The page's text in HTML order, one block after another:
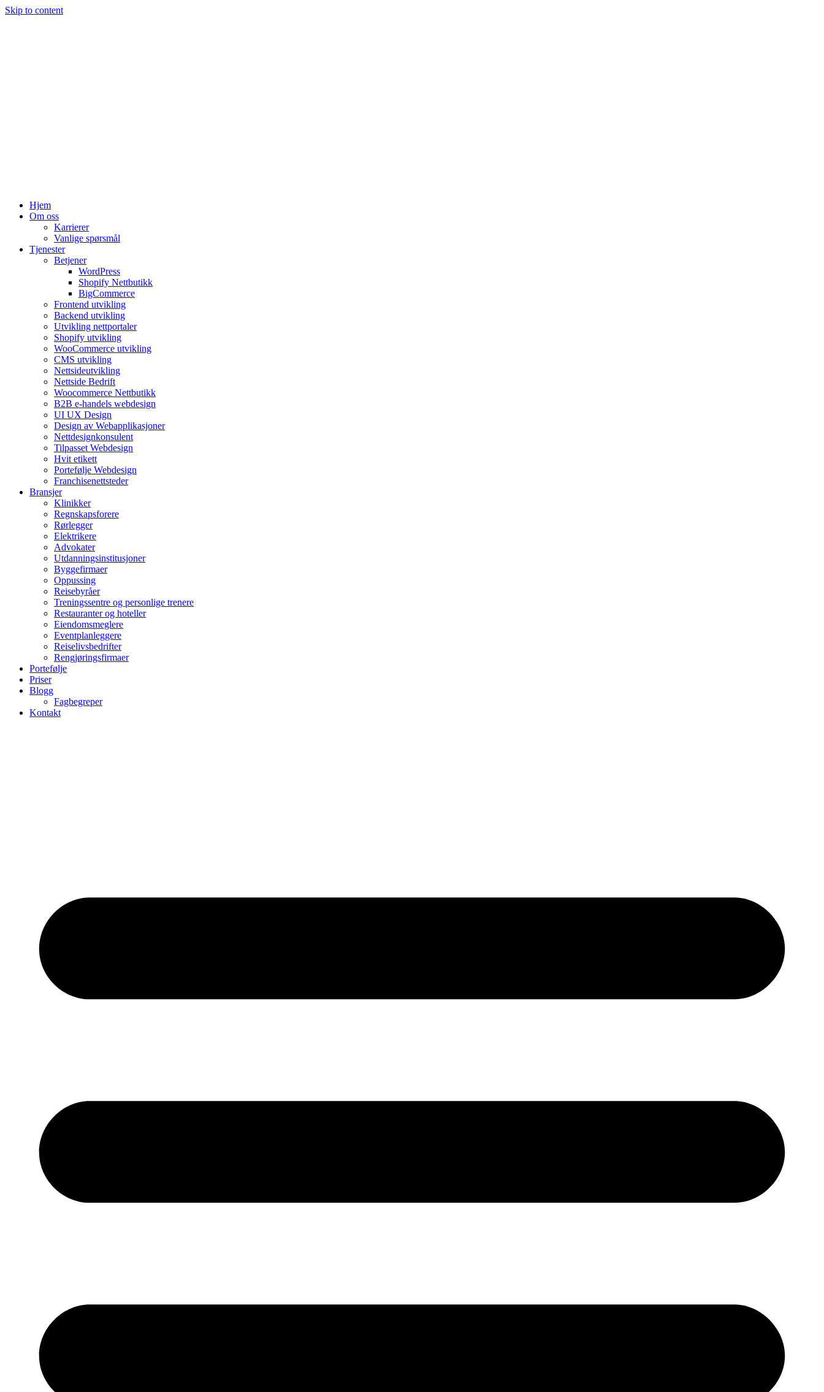
Skip to content
Hjem
Om oss
Karrierer
Vanlige spørsmål
Tjenester
Betjener
WordPress
Shopify Nettbutikk
BigCommerce
Frontend utvikling
Backend utvikling
Utvikling nettportaler
Shopify utvikling
WooCommerce utvikling
CMS utvikling
Nettsideutvikling
Nettside Bedrift
Woocommerce Nettbutikk
B2B e-handels webdesign
UI UX Design
Design av Webapplikasjoner
Nettdesignkonsulent
Tilpasset Webdesign
Hvit etikett
Portefølje Webdesign
Franchisenettsteder
Bransjer
Klinikker
Regnskapsforere
Rørlegger
Elektrikere
Advokater
Utdanningsinstitusjoner
Byggefirmaer
Oppussing
Reisebyråer
Treningssentre og personlige trenere
Restauranter og hoteller
Eiendomsmeglere
Eventplanleggere
Reiselivsbedrifter
Rengjøringsfirmaer
Portefølje
Priser
Blogg
Fagbegreper
Kontakt